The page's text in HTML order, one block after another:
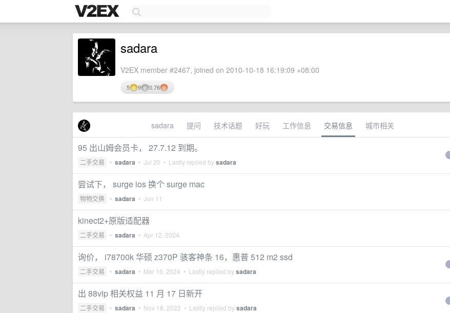
sadara
V2EX member #2467, joined on 2010-10-18 16:19:09 +08:00
5 9 0.76
sadara 提问 技术话题 好玩 工作信息 交易信息 城市相关
95 出山姆会员卡， 27.7.12 到期。
二手交易 • sadara • Jul 20 • Lastly replied bysadara
尝试下， surge ios 换个 surge mac
物物交换 • sadara • Jun 11
kinect2+原版适配器
二手交易 • sadara • Apr 12, 2024
询价， i78700k 华硕 z370P 骇客神条 16，惠普 512 m2 ssd
二手交易 • sadara • Mar 16, 2024 • Lastly replied bysadara
出 88vip 相关权益 11 月 17 日新开
二手交易 • sadara • Nov 18, 2022 • Lastly replied bysadara